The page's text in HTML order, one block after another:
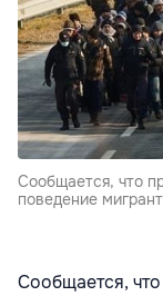
Сообщается, что
поведение
Сообщается,